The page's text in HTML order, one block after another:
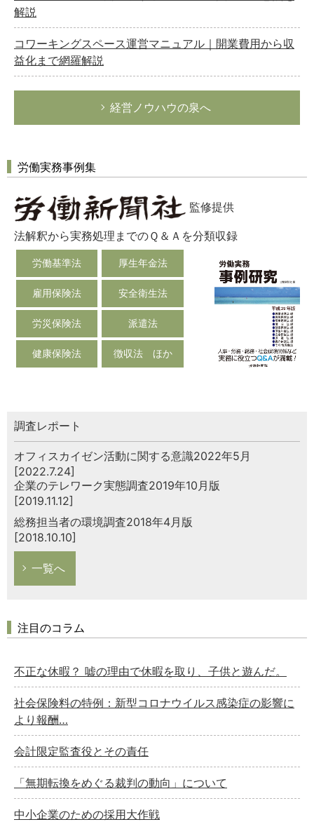
解説
コワーキングスペース運営マニュアル｜開業費用から収
益化まで網羅解説
経営ノウハウの泉へ
労働実務事例集
監修提供
法解釈から実務処理までのＱ＆Ａを分類収録
労働基準法 厚生年金法
雇用保険法 安全衛生法
労災保険法 派遣法
健康保険法 徴収法 ほか
調査レポート
オフィスカイゼン活動に関する意識2022年5月
[2022.7.24]
企業のテレワーク実態調査2019年10月版
[2019.11.12]
総務担当者の環境調査2018年4月版
[2018.10.10]
一覧へ
注目のコラム
不正な休暇？ 嘘の理由で休暇を取り、子供と遊んだ。
社会保険料の特例：新型コロナウイルス感染症の影響に
より報酬…
会計限定監査役とその責任
「無期転換をめぐる裁判の動向」について
中小企業のための採用大作戦